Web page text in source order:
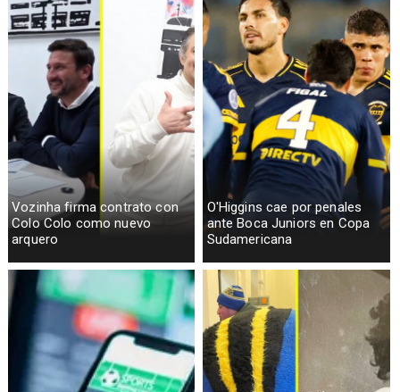
Vozinha firma contrato con
Colo Colo como nuevo
arquero
O'Higgins cae por penales
ante Boca Juniors en Copa
Sudamericana